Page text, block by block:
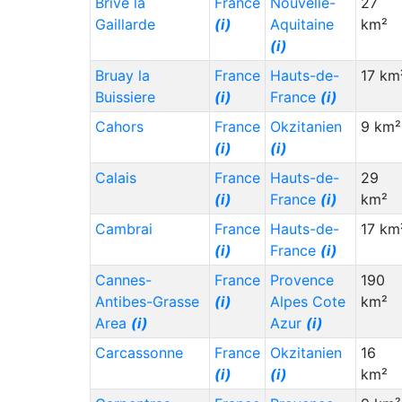
Nepal (NP)
15,000
15,000
Lithuania (LT)
15,000
2,000
Liberia (LR)
15,000
4,000
Kazakhstan (KZ)
15,000 1,000
(⇳)
Migration
(⇳)
Migration
Nach (⇳)
Cyprus (CY)
15,000
12,000
Cape Verde (CV)
(i)
15,000 14,000
Bolivia (BO) 15,000
5,000
Bosnia &
Herzegovina (BA)
15,000 12,000
Austria (AT) 15,000
20,000
Gaillarde
(i)
Aquitaine
(i)
km²
Bruay la
Buissiere
France
(i)
Hauts-de-
France (i)
17
Cahors
France
(i)
Okzitanien
(i)
9 km²
Calais
France
(i)
Hauts-de-
France (i)
29
km²
Cambrai
France
(i)
Hauts-de-
France (i)
17
Cannes-
Antibes-Grasse
Area (i)
France
(i)
Provence
Alpes Cote
Azur (i)
190
km²
Carcassonne
France
(i)
Okzitanien
(i)
16
km²